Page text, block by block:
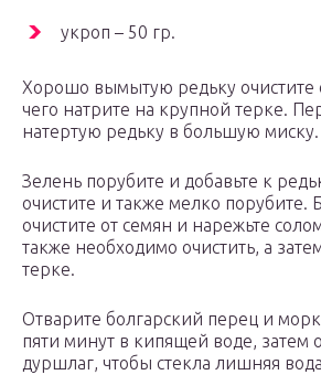
укроп – 50 гр.
Хорошо вымытую редьку очистите
чего натрите на крупной терке.
натертую редьку в большую миску.
Зелень порубите и добавьте к
очистите и также мелко порубите.
очистите от семян и нарежьте
также необходимо очистить, а
терке.
Отварите болгарский перец и
пяти минут в кипящей воде, затем
дуршлаг, чтобы стекла лишняя